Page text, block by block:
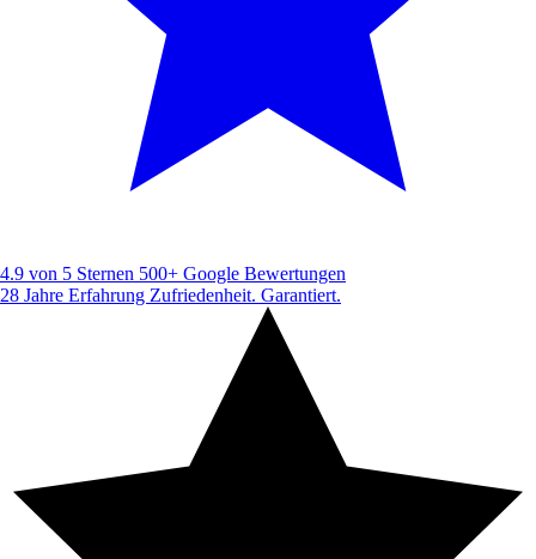
4.9 von 5 Sternen 500+ Google Bewertungen
28 Jahre Erfahrung Zufriedenheit. Garantiert.